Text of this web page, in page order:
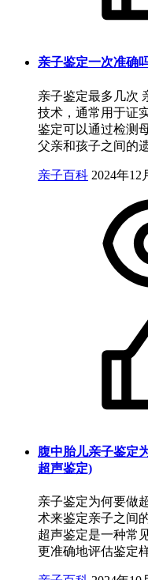
亲子鉴定一次准确
亲子鉴定最多几次
技术，通常用于证
鉴定可以通过检测
父亲和孩子之间的
亲子百科 2024年12
腹中胎儿亲子鉴定
超声鉴定)
亲子鉴定为何要做
术来鉴定亲子之间
超声鉴定是一种常
更准确地评估鉴定